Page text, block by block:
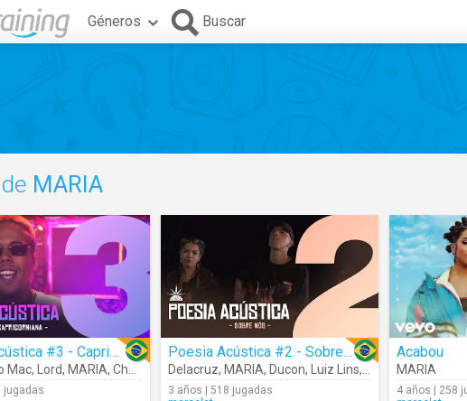
Géneros Buscar
MARIA
Poesia Acústica #3 - Capricorniana
Mac, Lord, MARIA, Choice
jugadas
Poesia Acústica #2 - Sobre Nós
Delacruz, MARIA, Ducon, Luiz Lins, Diomedes,Bk'
3 años | 518 jugadas
Acabou
MARIA
4 años | 258